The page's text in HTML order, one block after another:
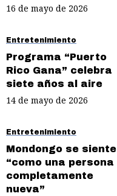
16 de mayo de 2026
Entretenimiento
Programa “Puerto
Rico Gana” celebra
siete años al aire
14 de mayo de 2026
Entretenimiento
Mondongo se siente
“como una persona
completamente
nueva”